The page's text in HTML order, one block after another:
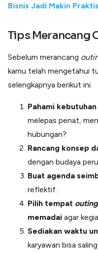
Bisnis Jadi Makin
Tips Merancang
Sebelum merancang
kamu telah mengetahui
selengkapnya berikut ini.
Pahami
melepas penat,
hubungan?
Rancang konsep
dengan budaya
Buat agenda
reflektif.
Pilih tempat outing
memadai agar
Sediakan waktu
karyawan bisa